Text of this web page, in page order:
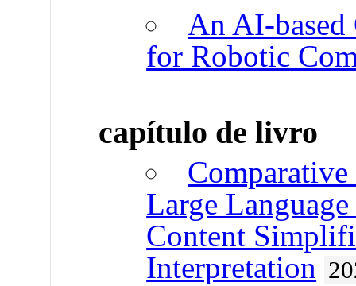
An AI-based
for Robotic
capítulo de livro
Large
Content
Interpretation